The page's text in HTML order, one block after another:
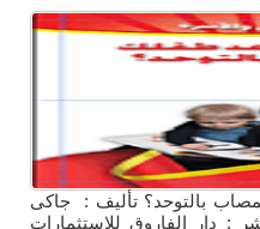
بالتوحد؟ تأليف : جاكى
: دار الفاروق للاستثمارات